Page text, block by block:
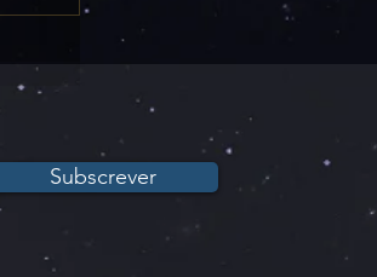
Subscrever